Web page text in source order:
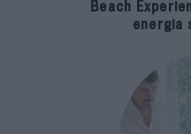
Beach
energia